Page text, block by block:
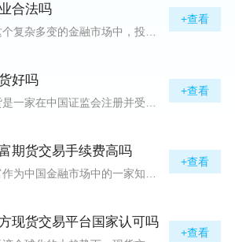
合法吗
+查看
好吗
+查看
期货交易手续费高吗
+查看
现货交易平台国家认可吗
+查看